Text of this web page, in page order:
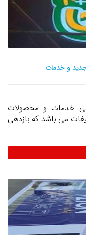
جدید و خدمات
خدمات و محصولات
می باشد که بازدهی